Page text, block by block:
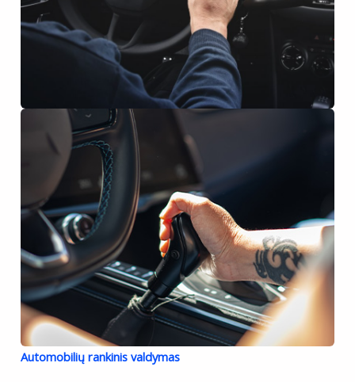
Automobilių rankinis valdymas